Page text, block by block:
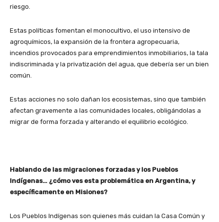
riesgo.
Estas políticas fomentan el monocultivo, el uso intensivo de
agroquímicos, la expansión de la frontera agropecuaria,
incendios provocados para emprendimientos inmobiliarios, la tala
indiscriminada y la privatización del agua, que debería ser un bien
común.
Estas acciones no solo dañan los ecosistemas, sino que también
afectan gravemente a las comunidades locales, obligándolas a
migrar de forma forzada y alterando el equilibrio ecológico.
Hablando de las migraciones forzadas y los Pueblos
Indígenas… ¿cómo ves esta problemática en Argentina, y
específicamente en Misiones?
Los Pueblos Indígenas son quienes más cuidan la Casa Común y